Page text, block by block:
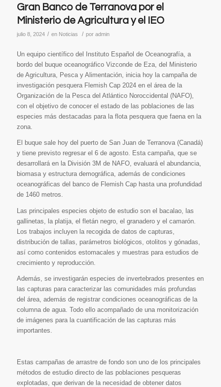
Gran Banco de Terranova por el
Ministerio de Agricultura y el IEO
julio 8, 2024 / en Noticias / por admin
Un equipo científico del Instituto Español de Oceanografía, a
bordo del buque oceanográfico Vizconde de Eza, del Ministerio
de Agricultura, Pesca y Alimentación, inicia hoy la campaña de
investigación pesquera Flemish Cap 2024 en el área de la
Organización de la Pesca del Atlántico Noroccidental (NAFO),
con el objetivo de conocer el estado de las poblaciones de las
especies más destacadas para la flota pesquera que faena en la
zona.
El buque sale hoy del puerto de San Juan de Terranova (Canadá)
y tiene previsto regresar el 6 de agosto. Esta campaña, que se
desarrollará en la División 3M de NAFO, evaluará el abundancia,
biomasa y estructura demográfica, además de condiciones
oceanográficas del banco de Flemish Cap hasta una profundidad
de 1460 metros.
Las principales especies objeto de estudio son el bacalao, las
gallinetas, la platija, el fletán negro, el granadero y el camarón.
Los trabajos incluyen la recogida de datos de capturas,
distribución de tallas, parámetros biológicos, otolitos y gónadas,
así como contenidos estomacales y muestras para estudios de
crecimiento y reproducción.
Además, se investigarán especies de invertebrados presentes en
las capturas para caracterizar las comunidades más profundas
del área, además de registrar condiciones oceanográficas de la
columna de agua. Todo ello acompañado de una monitorización
de imágenes para la cuantificación de las capturas más
importantes.
Estas campañas de arrastre de fondo son uno de los principales
métodos de estudio directo de las poblaciones pesqueras
explotadas, que derivan de la necesidad de obtener datos